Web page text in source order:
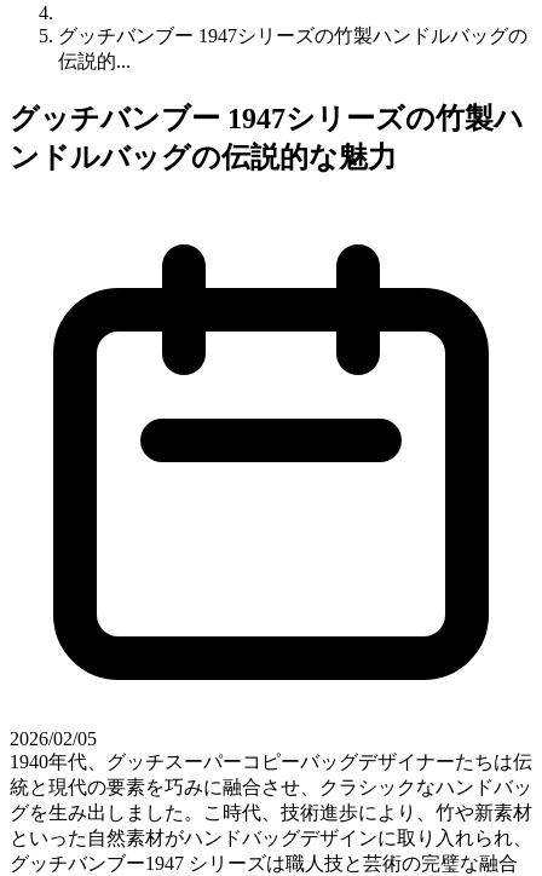
グッチバンブー 1947シリーズの竹製ハンドルバッグの
伝説的...
グッチバンブー 1947シリーズの竹製ハ
ンドルバッグの伝説的な魅力
2026/02/05
1940年代、グッチスーパーコピーバッグデザイナーたちは伝
統と現代の要素を巧みに融合させ、クラシックなハンドバッ
グを生み出しました。こ時代、技術進歩により、竹や新素材
といった自然素材がハンドバッグデザインに取り入れられ、
グッチバンブー1947 シリーズは職人技と芸術の完璧な融合